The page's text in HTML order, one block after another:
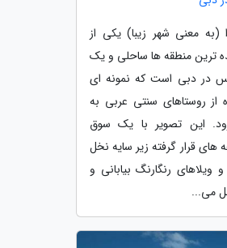
(به معنی شهر زیبا) یکی از
ترین منطقه ها ساحلی و یک
در دبی است که نمونه ای
از روستاهای سنتی عربی به
این تصویر با یک سوق
های قرار گرفته زیر سایه نخل
ویلاهای رنگارنگ بیابانی و
می...